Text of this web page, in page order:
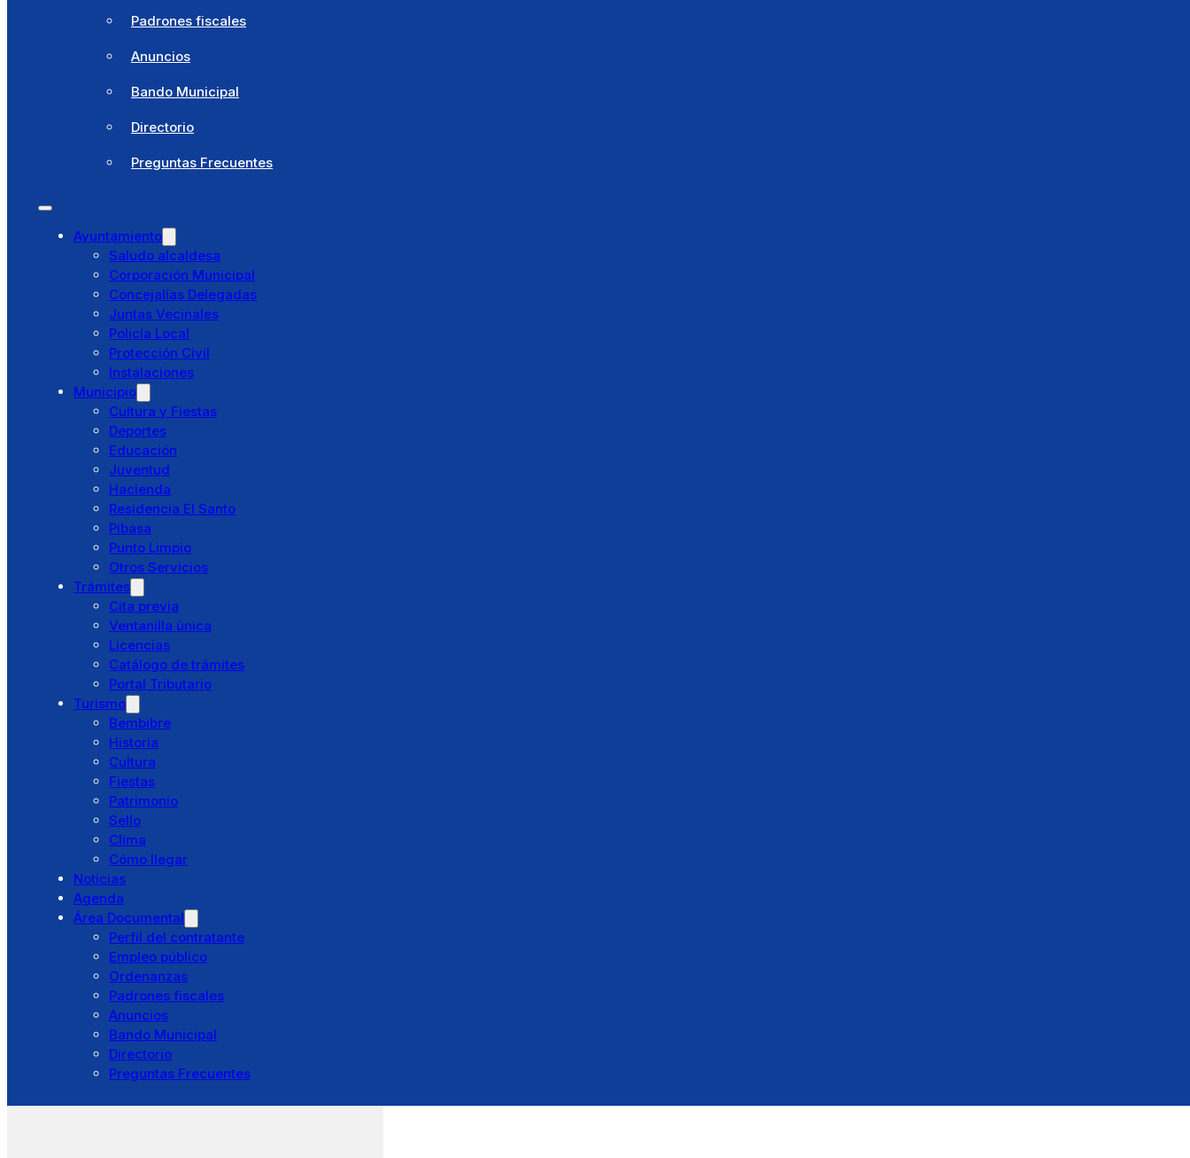
Ordenanzas
Padrones fiscales
Anuncios
Bando Municipal
Directorio
Preguntas Frecuentes
Ayuntamiento
Saludo alcaldesa
Corporación Municipal
Concejalías Delegadas
Juntas Vecinales
Policía Local
Protección Civil
Instalaciones
Municipio
Cultura y Fiestas
Deportes
Educación
Juventud
Hacienda
Residencia El Santo
Pibasa
Punto Limpio
Otros Servicios
Trámites
Cita previa
Ventanilla única
Licencias
Catálogo de trámites
Portal Tributario
Turismo
Bembibre
Historia
Cultura
Fiestas
Patrimonio
Clima
Padrones fiscales
Anuncios
Bando Municipal
Directorio
Preguntas Frecuentes
Ayuntamiento
Saludo alcaldesa
Corporación Municipal
Concejalías Delegadas
Juntas Vecinales
Policía Local
Protección Civil
Instalaciones
Municipio
Cultura y Fiestas
Deportes
Educación
Juventud
Hacienda
Residencia El Santo
Pibasa
Punto Limpio
Otros Servicios
Trámites
Cita previa
Ventanilla única
Licencias
Catálogo de trámites
Portal Tributario
Turismo
Bembibre
Historia
Cultura
Fiestas
Patrimonio
Sello
Clima
Cómo llegar
Noticias
Agenda
Área Documental
Perfil del contratante
Empleo público
Ordenanzas
Padrones fiscales
Anuncios
Bando Municipal
Directorio
Preguntas Frecuentes